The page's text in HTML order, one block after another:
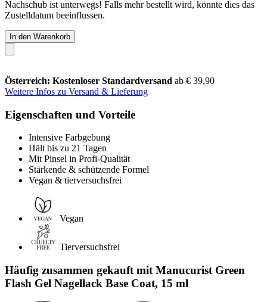
Nachschub ist unterwegs! Falls mehr bestellt wird, könnte dies das
Zustelldatum beeinflussen.
In den Warenkorb
Österreich: Kostenloser Standardversand ab € 39,90
Weitere Infos zu Versand & Lieferung
Eigenschaften und Vorteile
Intensive Farbgebung
Hält bis zu 21 Tagen
Mit Pinsel in Profi-Qualität
Stärkende & schützende Formel
Vegan & tierversuchsfrei
Vegan
Tierversuchsfrei
Häufig zusammen gekauft mit Manucurist Green
Flash Gel Nagellack Base Coat, 15 ml